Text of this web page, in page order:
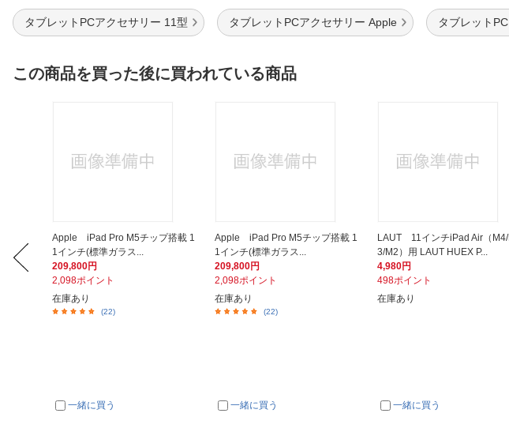
タブレットPCアクセサリー 11型 タブレットPCアクセサリー Apple タブレット
この商品を買った後に買われている商品
Apple iPad Pro M5チップ搭載 1
1インチ(標準ガラス...
209,800円
2,098ポイント
在庫あり
(22)
一緒に買う
Apple iPad Pro M5チップ搭載 1
1インチ(標準ガラス...
209,800円
2,098ポイント
在庫あり
(22)
一緒に買う
LAUT 11インチiPad Air（M4/
3/M2）用 LAUT HUEX P...
4,980円
498ポイント
在庫あり
一緒に買う